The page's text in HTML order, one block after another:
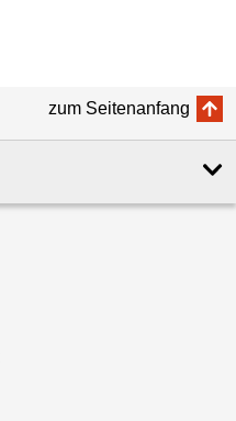
zum Seitenanfang